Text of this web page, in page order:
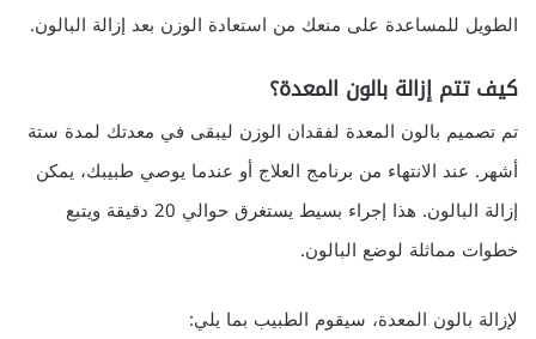
الطويل للمساعدة على منعك من استعادة الوزن بعد إزالة البالون.
كيف تتم إزالة بالون المعدة؟
تم تصميم بالون المعدة لفقدان الوزن ليبقى في معدتك لمدة ستة
أشهر. عند الانتهاء من برنامج العلاج أو عندما يوصي طبيبك، يمكن
إزالة البالون. هذا إجراء بسيط يستغرق حوالي 20 دقيقة ويتبع
خطوات مماثلة لوضع البالون.
لإزالة بالون المعدة، سيقوم الطبيب بما يلي: